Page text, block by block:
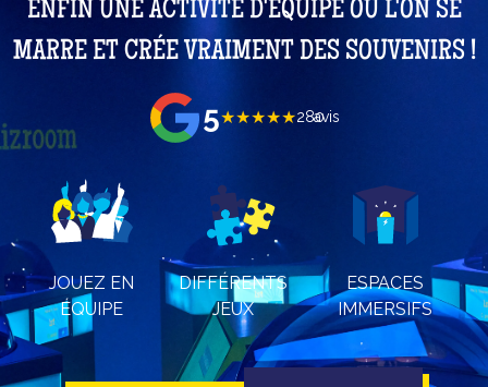
ENFIN UNE ACTIVITÉ D'ÉQUIPE OÙ L'ON SE
MARRE ET CRÉE VRAIMENT DES SOUVENIRS !
5★★★★★280avis
JOUEZ EN
ÉQUIPE
DIFFÉRENTS
JEUX
ESPACES
IMMERSIFS